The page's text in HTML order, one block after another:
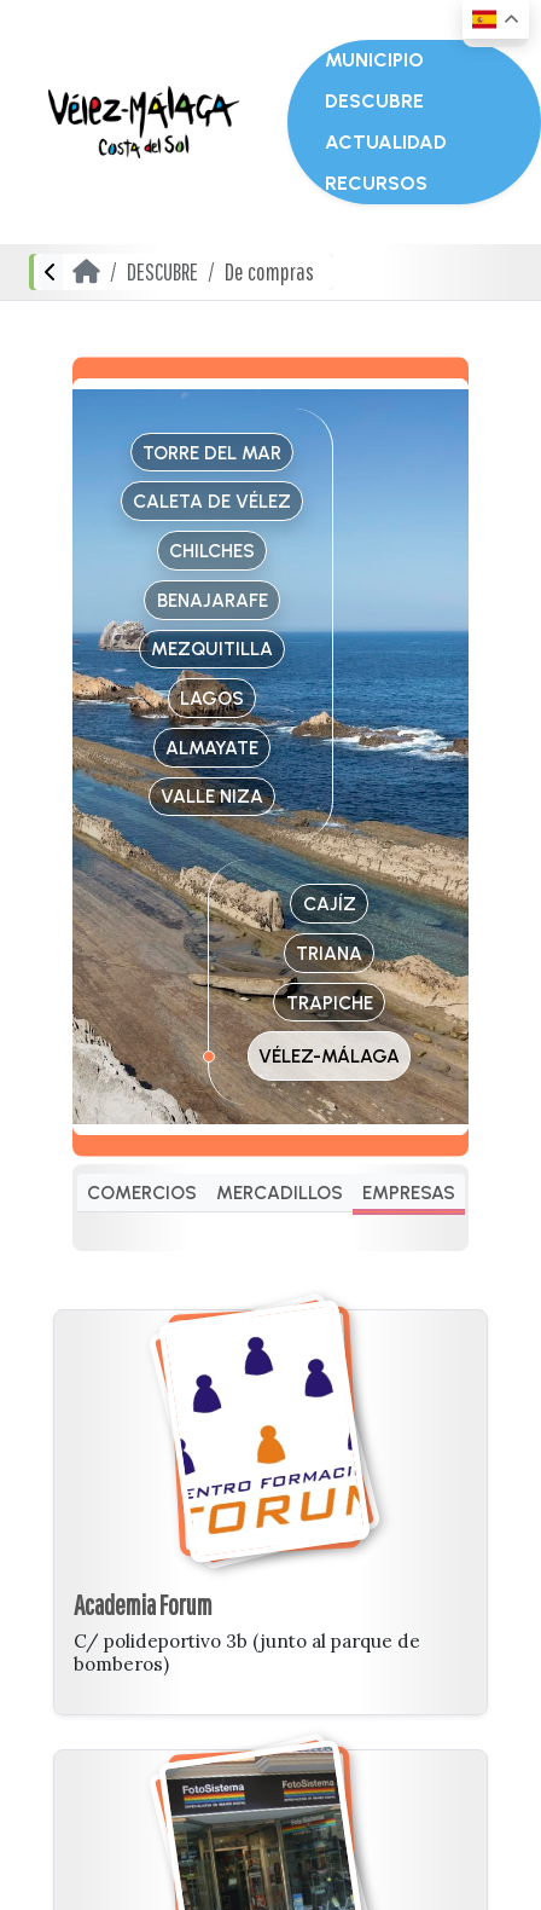
MUNICIPIO
DESCUBRE
ACTUALIDAD
RECURSOS
DESCUBRE De compras
TORRE DEL MAR
CALETA DE VÉLEZ
CHILCHES
BENAJARAFE
MEZQUITILLA
LAGOS
ALMAYATE
VALLE NIZA
CAJÍZ
TRIANA
TRAPICHE
VÉLEZ-MÁLAGA
COMERCIOS MERCADILLOS EMPRESAS
Academia Forum
C/ polideportivo 3b (junto al parque de
bomberos)